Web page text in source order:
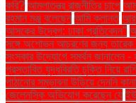
করি? আমলাতন্ত্র রাজনীতির চাপে
রহমান মঞ্জু বলেছেন আমি ক্লান্ত
আসকের উদ্বেগ: ঢাকা প্রতিবেদন"
সঙ্গে অশোভন আচরণের জন্য তারেক
সংস্কার উদ্যোগে সমর্থন জানালেন -
প্রস্তাবিত যুদ্ধবিরতি চুক্তি নিয়ে
পাঠানোর সম্ভাবনা উড়িয়ে দেননি
জেলেনস্কি অভিযোগ করেছেন যে